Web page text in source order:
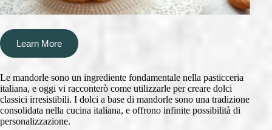
Learn More
Le mandorle sono un ingrediente fondamentale nella pasticceria
italiana, e oggi vi racconterò come utilizzarle per creare dolci
classici irresistibili. I dolci a base di mandorle sono una tradizione
consolidata nella cucina italiana, e offrono infinite possibilità di
personalizzazione.